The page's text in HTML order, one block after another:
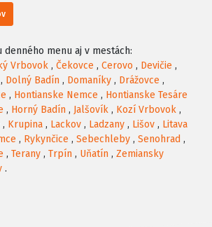
menu aj v mestách:
Vrbovok , Čekovce , Cerovo , Devičie ,
, Dolný Badín , Domaníky , Drážovce ,
, Hontianske Nemce , Hontianske Tesáre
, Horný Badín , Jalšovík , Kozí Vrbovok ,
, Krupina , Lackov , Ladzany , Lišov , Litava
, Rykynčice , Sebechleby , Senohrad ,
, Terany , Trpín , Uňatín , Zemiansky
.